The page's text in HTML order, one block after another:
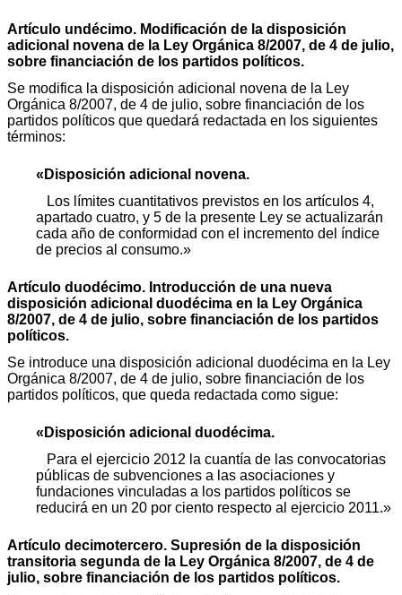
Artículo undécimo. Modificación de la disposición
adicional novena de la Ley Orgánica 8/2007, de 4 de julio,
sobre financiación de los partidos políticos.
Se modifica la disposición adicional novena de la Ley
Orgánica 8/2007, de 4 de julio, sobre financiación de los
partidos políticos que quedará redactada en los siguientes
términos:
«Disposición adicional novena.
Los límites cuantitativos previstos en los artículos 4,
apartado cuatro, y 5 de la presente Ley se actualizarán
cada año de conformidad con el incremento del índice
de precios al consumo.»
Artículo duodécimo. Introducción de una nueva
disposición adicional duodécima en la Ley Orgánica
8/2007, de 4 de julio, sobre financiación de los partidos
políticos.
Se introduce una disposición adicional duodécima en la Ley
Orgánica 8/2007, de 4 de julio, sobre financiación de los
partidos políticos, que queda redactada como sigue:
«Disposición adicional duodécima.
Para el ejercicio 2012 la cuantía de las convocatorias
públicas de subvenciones a las asociaciones y
fundaciones vinculadas a los partidos políticos se
reducirá en un 20 por ciento respecto al ejercicio 2011.»
Artículo decimotercero. Supresión de la disposición
transitoria segunda de la Ley Orgánica 8/2007, de 4 de
julio, sobre financiación de los partidos políticos.